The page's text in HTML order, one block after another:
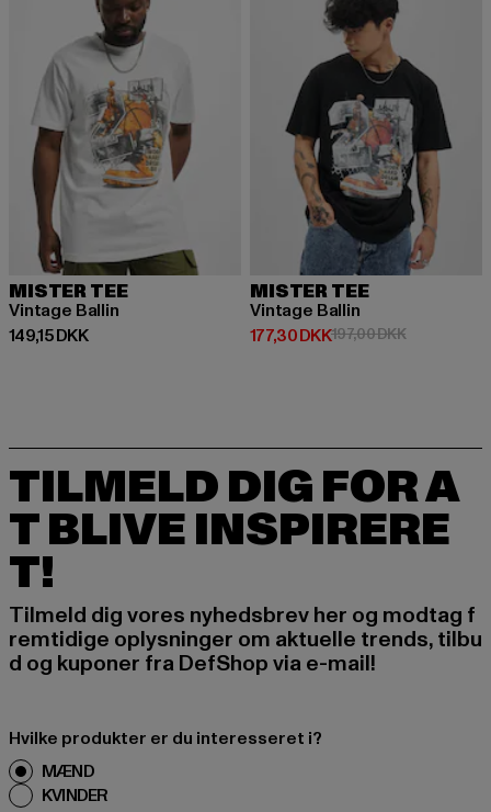
MISTER TEE
Vintage Ballin
149,15 DKK
Nuværende pris: 149,15 DKK
MISTER TEE
Vintage Ballin
177,30 DKK
Nuværende pris: 177,30 DKK
197,00 DKK
TILMELD DIG FOR A
T BLIVE INSPIRERE
T!
Tilmeld dig vores nyhedsbrev her og modtag f
remtidige oplysninger om aktuelle trends, tilbu
d og kuponer fra DefShop via e-mail!
Hvilke produkter er du interesseret i?
MÆND
KVINDER